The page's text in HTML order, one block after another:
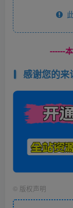
此
------
感谢您的来
© 版权声明